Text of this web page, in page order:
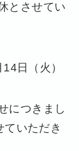
とさせてい
日（火）
につきまし
いただき